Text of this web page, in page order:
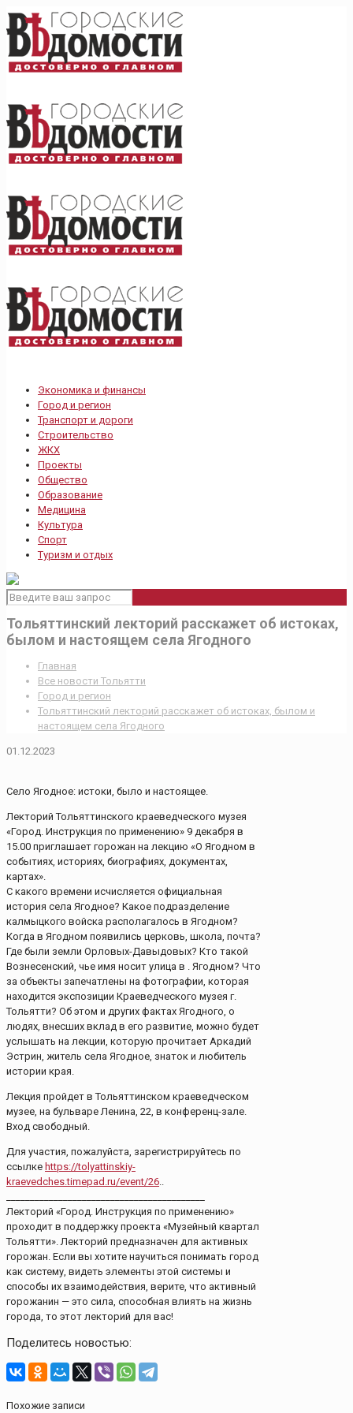
Экономика и финансы
Город и регион
Транспорт и дороги
Строительство
ЖКХ
Проекты
Общество
Образование
Медицина
Культура
Спорт
Туризм и отдых
Тольяттинский лекторий расскажет об истоках,
былом и настоящем села Ягодного
Главная
Все новости Тольятти
Город и регион
Тольяттинский лекторий расскажет об истоках, былом и
настоящем села Ягодного
01.12.2023
Село Ягодное: истоки, было и настоящее.
Лекторий Тольяттинского краеведческого музея
«Город. Инструкция по применению» 9 декабря в
15.00 приглашает горожан на лекцию «О Ягодном в
событиях, историях, биографиях, документах,
картах».
С какого времени исчисляется официальная
история села Ягодное? Какое подразделение
калмыцкого войска располагалось в Ягодном?
Когда в Ягодном появились церковь, школа, почта?
Где были земли Орловых-Давыдовых? Кто такой
Вознесенский, чье имя носит улица в . Ягодном? Что
за объекты запечатлены на фотографии, которая
находится экспозиции Краеведческого музея г.
Тольятти? Об этом и других фактах Ягодного, о
людях, внесших вклад в его развитие, можно будет
услышать на лекции, которую прочитает Аркадий
Эстрин, житель села Ягодное, знаток и любитель
истории края.
Лекция пройдет в Тольяттинском краеведческом
музее, на бульваре Ленина, 22, в конференц-зале.
Вход свободный.
Для участия, пожалуйста, зарегистрируйтесь по
ссылке https://tolyattinskiy-
kraevedches.timepad.ru/event/26..
Лекторий «Город. Инструкция по применению»
проходит в поддержку проекта «Музейный квартал
Тольятти». Лекторий предназначен для активных
горожан. Если вы хотите научиться понимать город
как систему, видеть элементы этой системы и
способы их взаимодействия, верите, что активный
горожанин — это сила, способная влиять на жизнь
города, то этот лекторий для вас!
Поделитесь новостью:
Похожие записи